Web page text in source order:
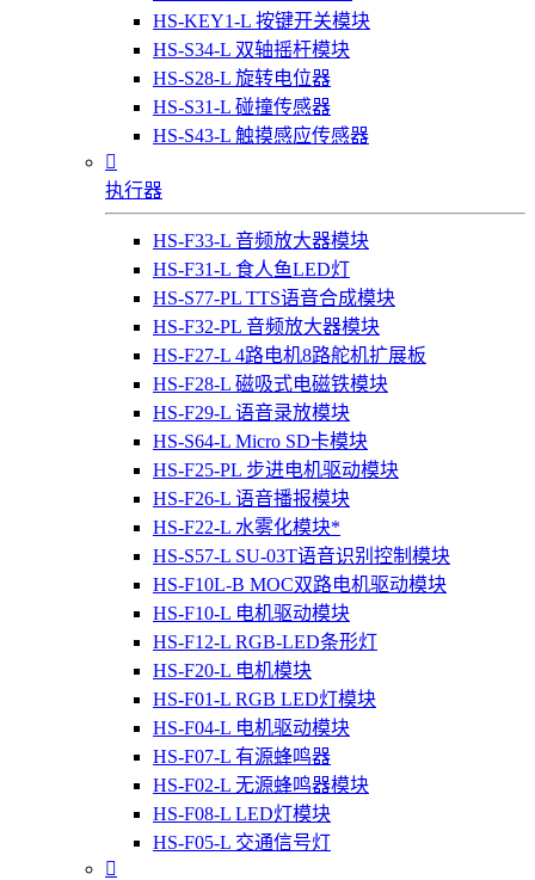
HS-KEY1-L 按键开关模块
HS-S34-L 双轴摇杆模块
HS-S28-L 旋转电位器
HS-S31-L 碰撞传感器
HS-S43-L 触摸感应传感器

执行器
HS-F33-L 音频放大器模块
HS-F31-L 食人鱼LED灯
HS-S77-PL TTS语音合成模块
HS-F32-PL 音频放大器模块
HS-F27-L 4路电机8路舵机扩展板
HS-F28-L 磁吸式电磁铁模块
HS-F29-L 语音录放模块
HS-S64-L Micro SD卡模块
HS-F25-PL 步进电机驱动模块
HS-F26-L 语音播报模块
HS-F22-L 水雾化模块*
HS-S57-L SU-03T语音识别控制模块
HS-F10L-B MOC双路电机驱动模块
HS-F10-L 电机驱动模块
HS-F12-L RGB-LED条形灯
HS-F20-L 电机模块
HS-F01-L RGB LED灯模块
HS-F04-L 电机驱动模块
HS-F07-L 有源蜂鸣器
HS-F02-L 无源蜂鸣器模块
HS-F08-L LED灯模块
HS-F05-L 交通信号灯
